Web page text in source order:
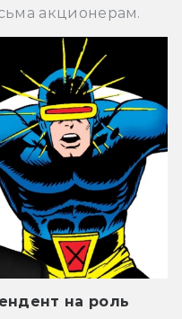
акционерам.
на роль